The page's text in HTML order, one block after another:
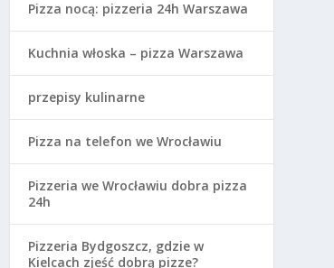
Pizza nocą: pizzeria 24h Warszawa
Kuchnia włoska – pizza Warszawa
przepisy kulinarne
Pizza na telefon we Wrocławiu
Pizzeria we Wrocławiu dobra pizza
24h
Pizzeria Bydgoszcz, gdzie w
Kielcach zjeść dobrą pizze?